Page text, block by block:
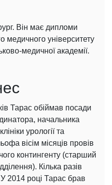
Він має дипломи
медичного університету
медичної академії.
Тарас обіймав посади
начальника
урології та
вісім місяців провів
контингенту (старший
Кілька разів
2014 році Тарас брав